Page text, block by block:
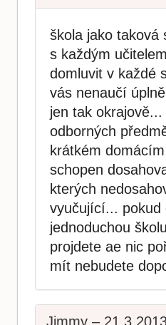
škola jako taková
s každým
domluvit v každé
vás nenaučí
jen tak
odborných
krátkém
schopen
kterých
vyučující... pokud
jednoduchou
projdete ae nic
mít nebudete
Jimmy –